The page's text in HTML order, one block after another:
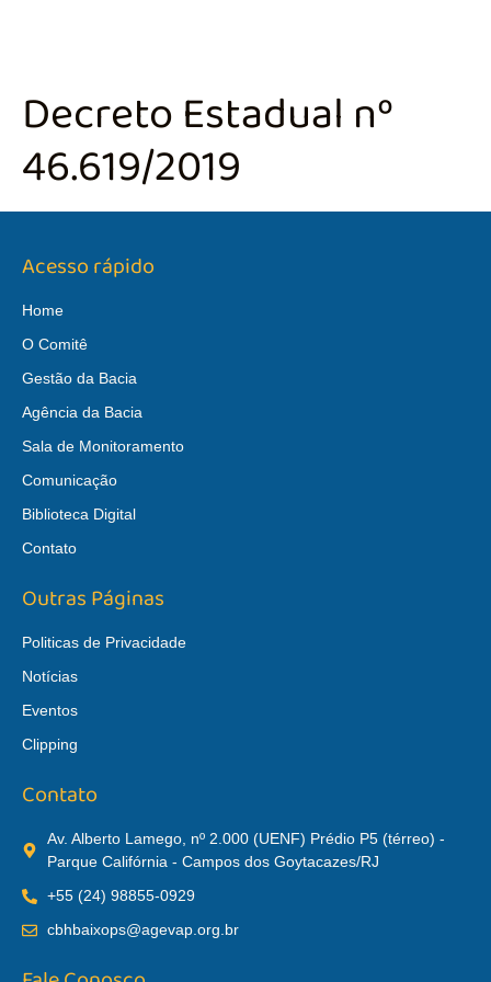
Decreto Estadual nº
46.619/2019
Acesso rápido
Home
O Comitê
Gestão da Bacia
Agência da Bacia
Sala de Monitoramento
Comunicação
Biblioteca Digital
Contato
Outras Páginas
Politicas de Privacidade
Notícias
Eventos
Clipping
Contato
Av. Alberto Lamego, nº 2.000 (UENF) Prédio P5 (térreo) -
Parque Califórnia - Campos dos Goytacazes/RJ
+55 (24) 98855-0929
cbhbaixops@agevap.org.br